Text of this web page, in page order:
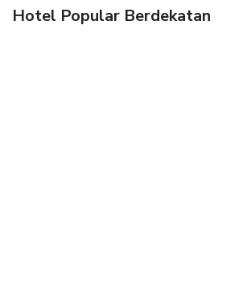
Hotel Popular Berdekatan